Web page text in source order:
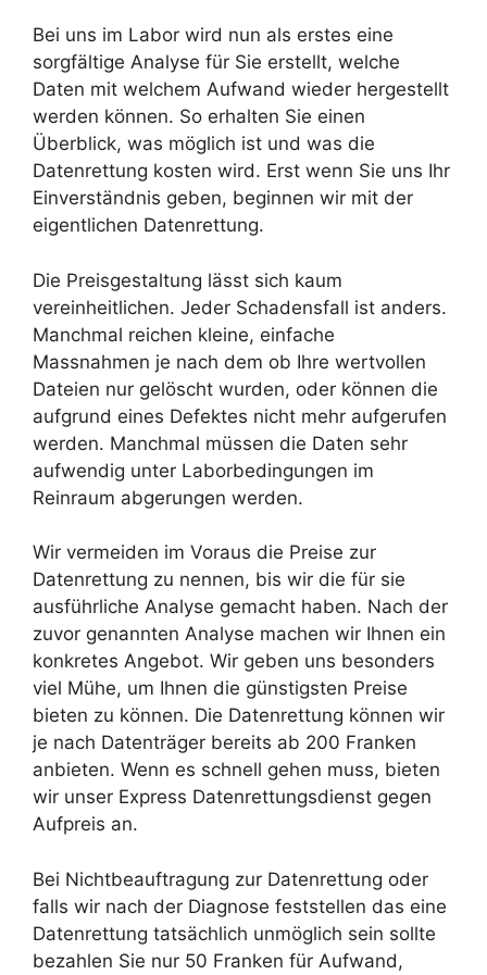
Bei uns im Labor wird nun als erstes eine
sorgfältige Analyse für Sie erstellt, welche
Daten mit welchem Aufwand wieder hergestellt
werden können. So erhalten Sie einen
Überblick, was möglich ist und was die
Datenrettung kosten wird. Erst wenn Sie uns Ihr
Einverständnis geben, beginnen wir mit der
eigentlichen Datenrettung.
Die Preisgestaltung lässt sich kaum
vereinheitlichen. Jeder Schadensfall ist anders.
Manchmal reichen kleine, einfache
Massnahmen je nach dem ob Ihre wertvollen
Dateien nur gelöscht wurden, oder können die
aufgrund eines Defektes nicht mehr aufgerufen
werden. Manchmal müssen die Daten sehr
aufwendig unter Laborbedingungen im
Reinraum abgerungen werden.
Wir vermeiden im Voraus die Preise zur
Datenrettung zu nennen, bis wir die für sie
ausführliche Analyse gemacht haben. Nach der
zuvor genannten Analyse machen wir Ihnen ein
konkretes Angebot. Wir geben uns besonders
viel Mühe, um Ihnen die günstigsten Preise
bieten zu können. Die Datenrettung können wir
je nach Datenträger bereits ab 200 Franken
anbieten. Wenn es schnell gehen muss, bieten
wir unser Express Datenrettungsdienst gegen
Aufpreis an.
Bei Nichtbeauftragung zur Datenrettung oder
falls wir nach der Diagnose feststellen das eine
Datenrettung tatsächlich unmöglich sein sollte
bezahlen Sie nur 50 Franken für Aufwand,